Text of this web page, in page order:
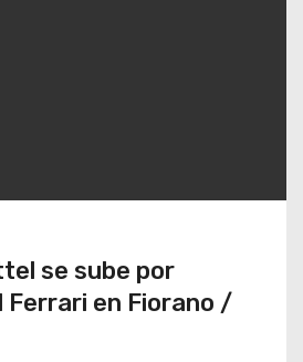
se sube por
Ferrari en Fiorano /